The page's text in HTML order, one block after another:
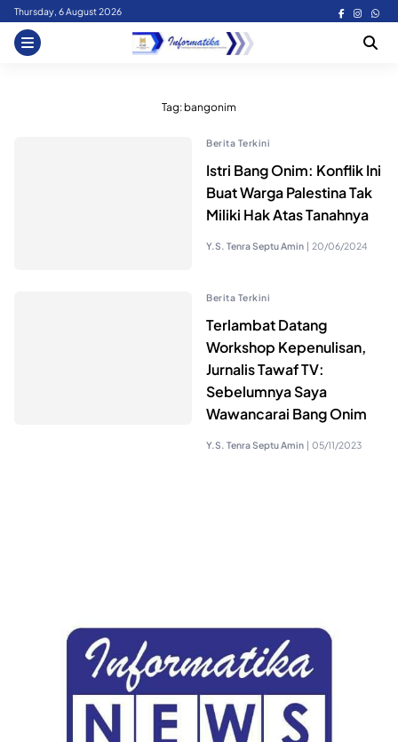
Skip
content
Thursday, 6 August 2026
Tag: bangonim
Berita Terkini
Istri Bang Onim: Konflik Ini
Buat Warga Palestina Tak
Miliki Hak Atas Tanahnya
Y.S. Tenra Septu Amin | 20/06/2024
Berita Terkini
Terlambat Datang
Workshop Kepenulisan,
Jurnalis Tawaf TV:
Sebelumnya Saya
Wawancarai Bang Onim
Y.S. Tenra Septu Amin | 05/11/2023